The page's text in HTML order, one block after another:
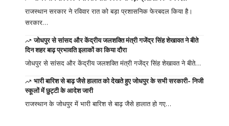
राजस्थान सरकार ने रविवार रात को बड़ा प्रशासनिक फेरबदल किया है।
सरकार…
जोधपुर से सांसद और केंद्रीय जलशक्ति मंत्री गजेंद्र सिंह शेखावत ने बीते
दिन शहर बाढ़ प्रभावति इलाकों का किया दौरा
जोधपुर से सांसद और केंद्रीय जलशक्ति मंत्री गजेंद्र सिंह शेखावत ने बीते…
भारी बारिश से बाढ़ जैसे हालात को देखते हुए जोधपुर के सभी सरकारी- निजी
स्कूलों में छुट्टी के आदेश जारी
राजस्थान के जोधपुर में भारी बारिश से बाढ़ जैसे हालात हो गए…